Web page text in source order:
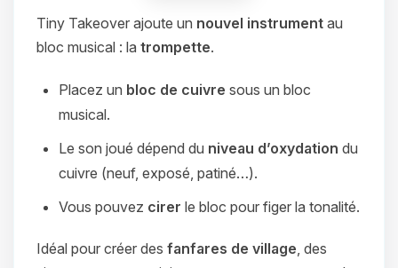
Tiny Takeover ajoute un nouvel instrument au
bloc musical : la trompette.
Placez un bloc de cuivre sous un bloc
musical.
Le son joué dépend du niveau d’oxydation du
cuivre (neuf, exposé, patiné…).
Vous pouvez cirer le bloc pour figer la tonalité.
Idéal pour créer des fanfares de village , des